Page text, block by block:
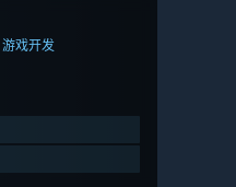
游戏开发